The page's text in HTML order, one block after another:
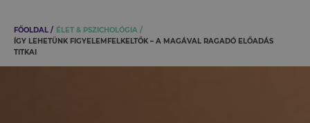
FŐOLDAL
ÉLET & PSZICHOLÓGIA
ÍGY LEHETÜNK FIGYELEMFELKELTŐK – A MAGÁVAL RAGADÓ ELŐADÁS
TITKAI